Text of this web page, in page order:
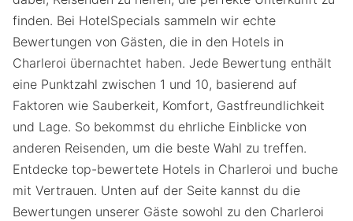
finden. Bei HotelSpecials sammeln wir echte
Bewertungen von Gästen, die in den Hotels in
Charleroi übernachtet haben. Jede Bewertung enthält
eine Punktzahl zwischen 1 und 10, basierend auf
Faktoren wie Sauberkeit, Komfort, Gastfreundlichkeit
und Lage. So bekommst du ehrliche Einblicke von
anderen Reisenden, um die beste Wahl zu treffen.
Entdecke top-bewertete Hotels in Charleroi und buche
mit Vertrauen. Unten auf der Seite kannst du die
Bewertungen unserer Gäste sowohl zu den Charleroi